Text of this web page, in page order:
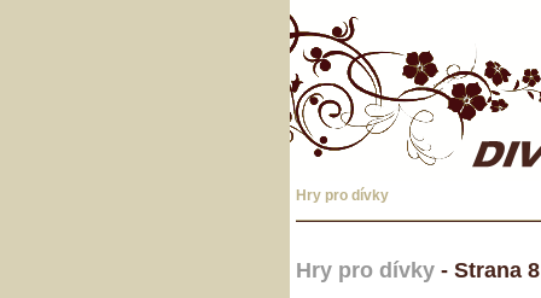
Hry pro dívky
Hry pro dívky - Strana 8